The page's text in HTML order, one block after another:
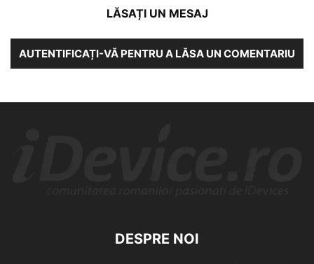
LĂSAȚI UN MESAJ
AUTENTIFICAȚI-VĂ PENTRU A LĂSA UN COMENTARIU
DESPRE NOI